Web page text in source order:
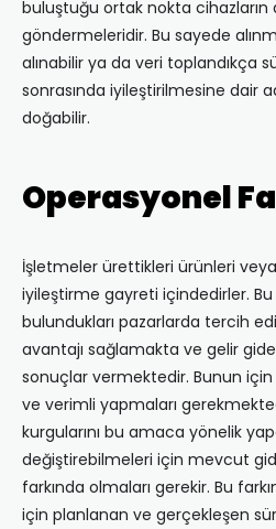
buluştuğu ortak nokta
göndermeleridir. Bu sayede
alınabilir ya da veri toplandıkça
sonrasında iyileştirilmesine dair
doğabilir.
Operasyonel
İşletmeler ürettikleri ürünleri
iyileştirme gayreti içindedirler.
bulundukları pazarlarda tercih
avantajı sağlamakta ve gelir
sonuçlar vermektedir. Bunun için
ve verimli yapmaları
kurgularını bu amaca yönelik
değiştirebilmeleri için mevcut
farkında olmaları gerekir. Bu
için planlanan ve gerçekleşen